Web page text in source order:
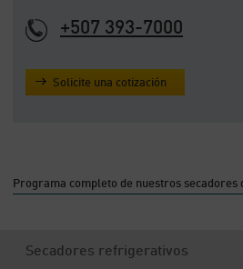
+507 393-7000
Solicite una cotización
Programa completo de nuestros secadores
Secadores refrigerativos